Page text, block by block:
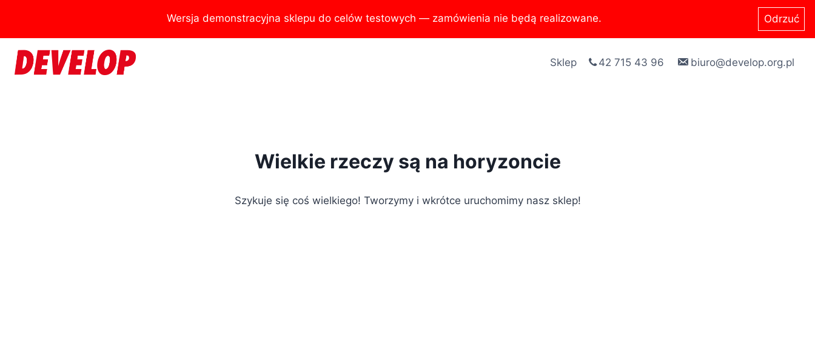
treści
Wersja demonstracyjna sklepu do celów testowych — zamówienia nie będą realizowane. Odrzuć
Sklep 42 715 43 96 biuro@develop.org.pl
Wielkie rzeczy są na horyzoncie
Szykuje się coś wielkiego! Tworzymy i wkrótce uruchomimy nasz sklep!